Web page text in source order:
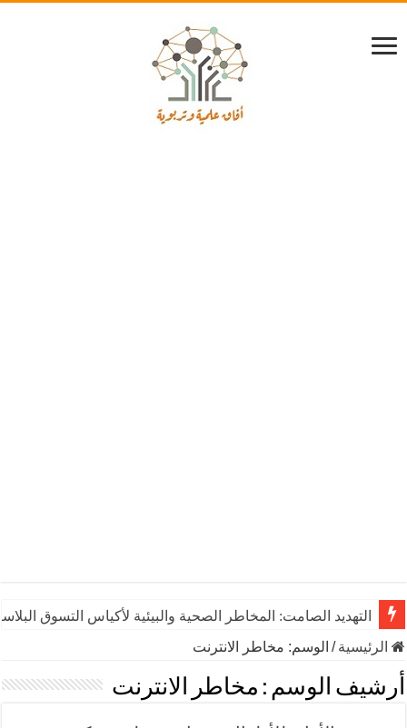
التهديد الصامت: المخاطر الصحية والبيئية لأكياس التسوق
الرئيسية/ الوسم: مخاطر الانترنت
أرشيف الوسم : مخاطر الانترنت